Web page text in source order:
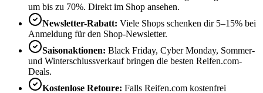
um bis zu 70%. Direkt im Shop ansehen.
Newsletter-Rabatt: Viele Shops schenken dir 5–15% bei
Anmeldung für den Shop-Newsletter.
Saisonaktionen: Black Friday, Cyber Monday, Sommer-
und Winterschlussverkauf bringen die besten Reifen.com-
Deals.
Kostenlose Retoure: Falls Reifen.com kostenfrei